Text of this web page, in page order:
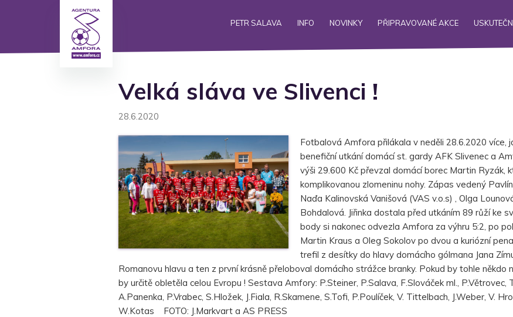
PETR SALAVA INFO NOVINKY PŘIPRAVOVANÉ AKCE
Velká sláva ve Slivenci !
28.6.2020
Fotbalová Amfora přilákala v neděli 28.6.2020 více,
benefiční utkání domácí st. gardy AFK Slivenec a
výši 29.600 Kč převzal domácí borec Martin Ryzák,
komplikovanou zlomeninu nohy. Zápas vedený
Naďa Kalinovská Vanišová (VAS v.o.s) , Olga
Bohdalová. Jiřinka dostala před utkáním 89 růží ke
body si nakonec odvezla Amfora za výhru 5:2, po
Martin Kraus a Oleg Sokolov po dvou a kuriózní
trefil z desítky do hlavy domácího gólmana Jana
Romanovu hlavu a ten z první krásně přeloboval domácího strážce branky. Pokud by tohle někdo
by určitě obletěla celou Evropu ! Sestava Amfory: P.Steiner, P.Salava, F.Slováček ml., P.Větrovec,
A.Panenka, P.Vrabec, S.Hložek, J.Fiala, R.Skamene, S.Tofi, P.Poulíček, V. Tittelbach, J.Weber, V.
W.Kotas FOTO: J.Markvart a AS PRESS